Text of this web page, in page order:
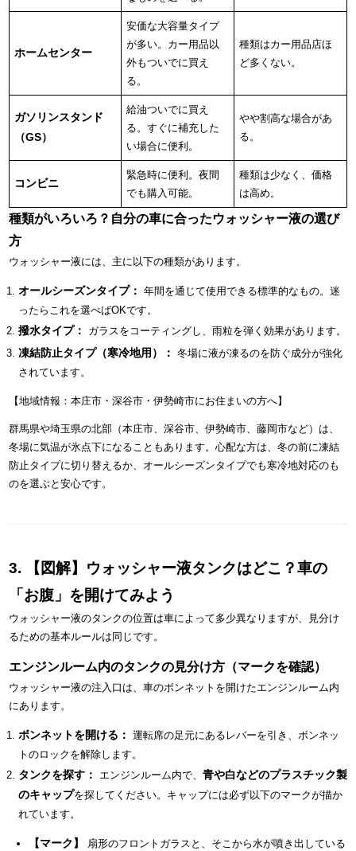
ホームセンター
安価な大容量タイプ
が多い。カー用品以
外もついでに買え
る。
種類はカー用品店ほ
ど多くない。
ガソリンスタンド
（GS）
給油ついでに買え
る。すぐに補充した
い場合に便利。
やや割高な場合があ
る。
コンビニ
緊急時に便利。夜間
でも購入可能。
種類は少なく、価格
は高め。
種類がいろいろ？自分の車に合ったウォッシャー液の選び
方
ウォッシャー液には、主に以下の種類があります。
オールシーズンタイプ： 年間を通じて使用できる標準的なもの。迷
ったらこれを選べばOKです。
撥水タイプ： ガラスをコーティングし、雨粒を弾く効果があります。
凍結防止タイプ（寒冷地用）： 冬場に液が凍るのを防ぐ成分が強化
されています。
【地域情報：本庄市・深谷市・伊勢崎市にお住まいの方へ】
群馬県や埼玉県の北部（本庄市、深谷市、伊勢崎市、藤岡市など）は、
冬場に気温が氷点下になることもあります。心配な方は、冬の前に凍結
防止タイプに切り替えるか、オールシーズンタイプでも寒冷地対応のも
のを選ぶと安心です。
3. 【図解】ウォッシャー液タンクはどこ？車の
「お腹」を開けてみよう
ウォッシャー液のタンクの位置は車によって多少異なりますが、見分け
るための基本ルールは同じです。
エンジンルーム内のタンクの見分け方（マークを確認）
ウォッシャー液の注入口は、車のボンネットを開けたエンジンルーム内
にあります。
ボンネットを開ける： 運転席の足元にあるレバーを引き、ボンネッ
トのロックを解除します。
タンクを探す： エンジンルーム内で、青や白などのプラスチック製
のキャップを探してください。キャップには必ず以下のマークが描か
れています。
【マーク】
扇形のフロントガラスと、そこから水が噴き出している